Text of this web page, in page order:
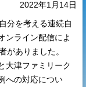
2022年1月14日
分を考える連続自
ンライン配信によ
がありました。
大津ファミリーク
への対応につい